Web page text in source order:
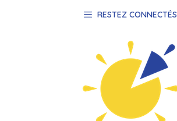
RESTEZ CONNECTÉS